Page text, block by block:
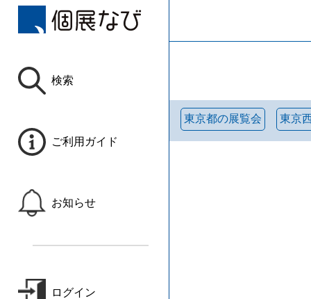
検索
ご利用ガイド
お知らせ
ログイン
東京都の展覧会 東京